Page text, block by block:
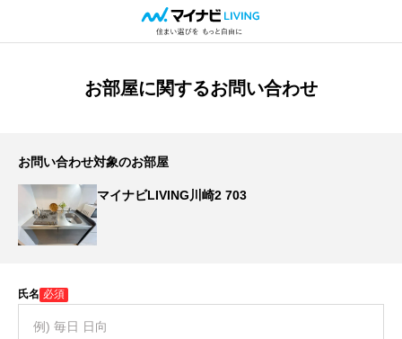
お部屋に関するお問い合わせ
お問い合わせ対象のお部屋
マイナビLIVING川崎2 703
氏名 必須